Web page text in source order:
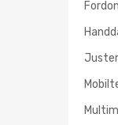
Fordon